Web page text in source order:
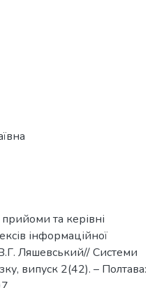
та керівні
інформаційної
Ляшевський// Системи
випуск 2(42). – Полтава: